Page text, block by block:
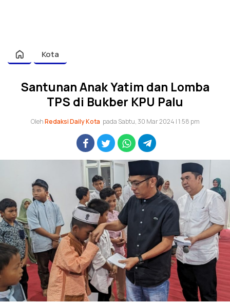
Kota
Santunan Anak Yatim dan Lomba
TPS di Bukber KPU Palu
OlehRedaksi Daily Kota pada Sabtu, 30 Mar 2024 | 1:58 pm